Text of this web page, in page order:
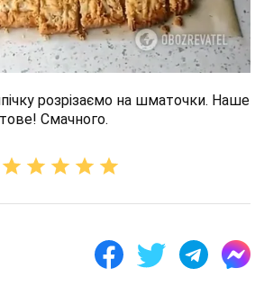
розрізаємо на шматочки. Наше
Смачного.